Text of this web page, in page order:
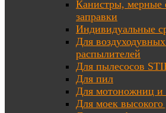
Канистры, мерные
заправки
Индивидуальные
Для
распылителей
Для пылесосов
Для пил
Для мотоножниц и
Для моек высокого